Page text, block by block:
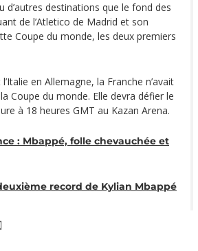
d’autres destinations que le fond des
de l’Atletico de Madrid et son
Coupe du monde, les deux premiers
en Allemagne, la Franche n’avait
Coupe du monde. Elle devra défier le
à 18 heures GMT au Kazan Arena.
: Mbappé, folle chevauchée et
record de Kylian Mbappé